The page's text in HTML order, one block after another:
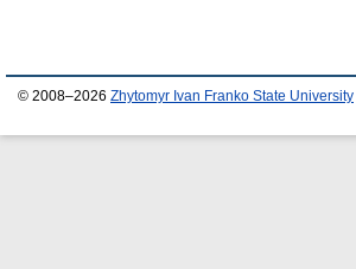
© 2008–2026 Zhytomyr Ivan Franko State University